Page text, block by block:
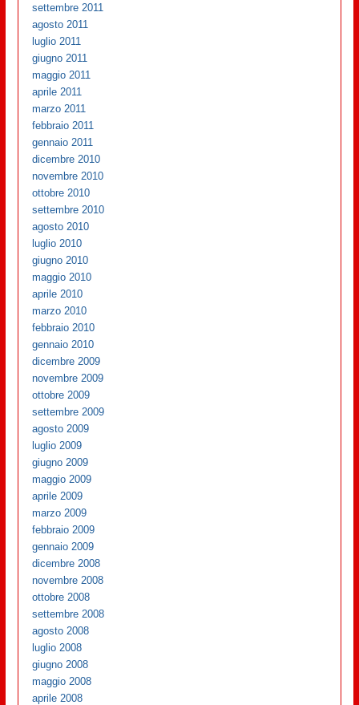
settembre 2011
agosto 2011
luglio 2011
giugno 2011
maggio 2011
aprile 2011
marzo 2011
febbraio 2011
gennaio 2011
dicembre 2010
novembre 2010
ottobre 2010
settembre 2010
agosto 2010
luglio 2010
giugno 2010
maggio 2010
aprile 2010
marzo 2010
febbraio 2010
gennaio 2010
dicembre 2009
novembre 2009
ottobre 2009
settembre 2009
agosto 2009
luglio 2009
giugno 2009
maggio 2009
aprile 2009
marzo 2009
febbraio 2009
gennaio 2009
dicembre 2008
novembre 2008
ottobre 2008
settembre 2008
agosto 2008
luglio 2008
giugno 2008
maggio 2008
aprile 2008